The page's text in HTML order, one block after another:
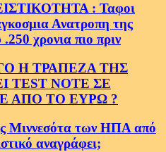
: Ταφοι
Ανατροπη της
χρονια πιο πριν
Η ΤΡΑΠΕΖΑ ΤΗΣ
NOTE ΣΕ
ΑΠΟ ΤΟ ΕΥΡΩ ?
Μιννεσότα των ΗΠΑ από
αναγράφει;